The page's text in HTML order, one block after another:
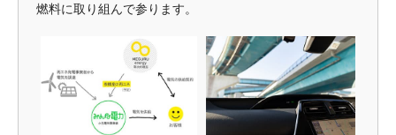
燃料に取り組んで参ります。